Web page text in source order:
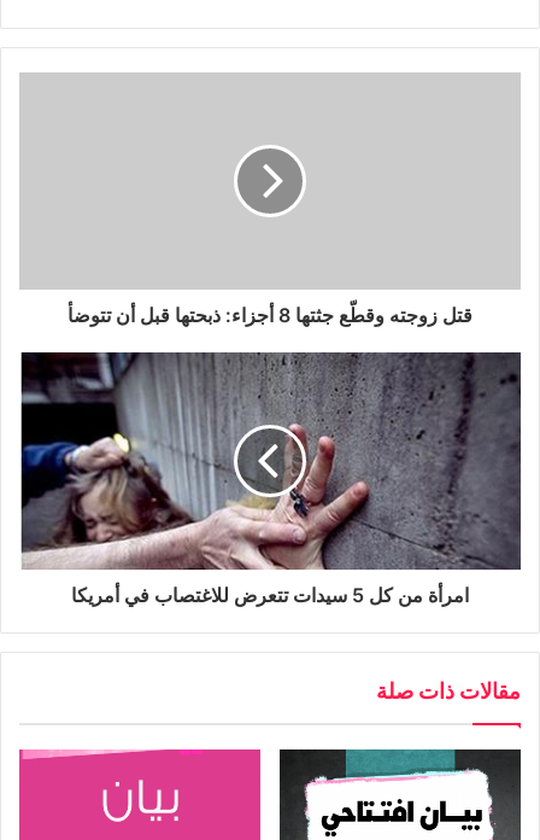
قتل زوجته وقطّع جثتها 8 أجزاء: ذبحتها قبل أن تتوضأ
امرأة من كل 5 سيدات تتعرض للاغتصاب في أمريكا
مقالات ذات صلة